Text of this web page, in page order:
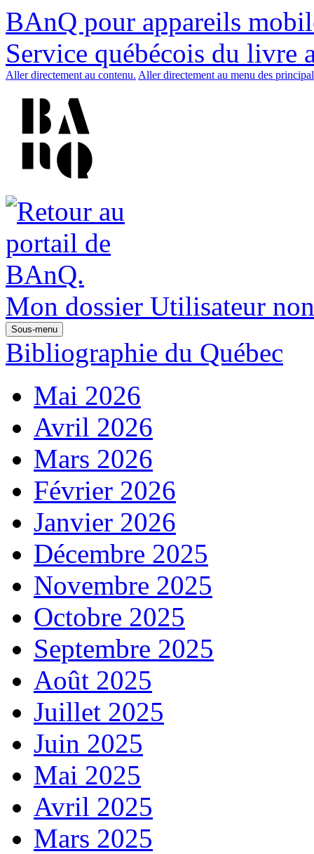
BAnQ pour appareils
Service québécois du livre
Aller directement au contenu. Aller directement au menu des
Mon dossier Utilisateur
Sous-menu
Bibliographie du Québec
Mai 2026
Avril 2026
Mars 2026
Février 2026
Janvier 2026
Décembre 2025
Novembre 2025
Octobre 2025
Septembre 2025
Août 2025
Juillet 2025
Juin 2025
Mai 2025
Avril 2025
Mars 2025